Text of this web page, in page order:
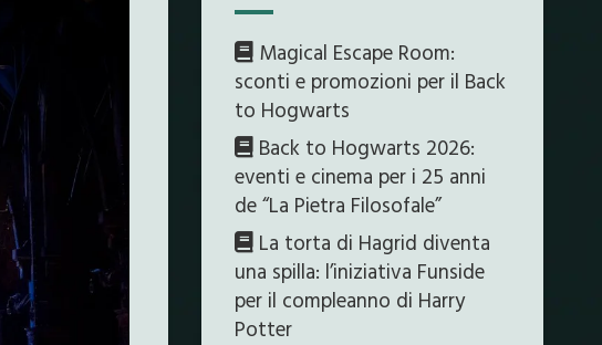
Magical Escape Room:
sconti e promozioni per il Back
to Hogwarts
Back to Hogwarts 2026:
eventi e cinema per i 25 anni
de “La Pietra Filosofale”
La torta di Hagrid diventa
una spilla: l’iniziativa Funside
per il compleanno di Harry
Potter